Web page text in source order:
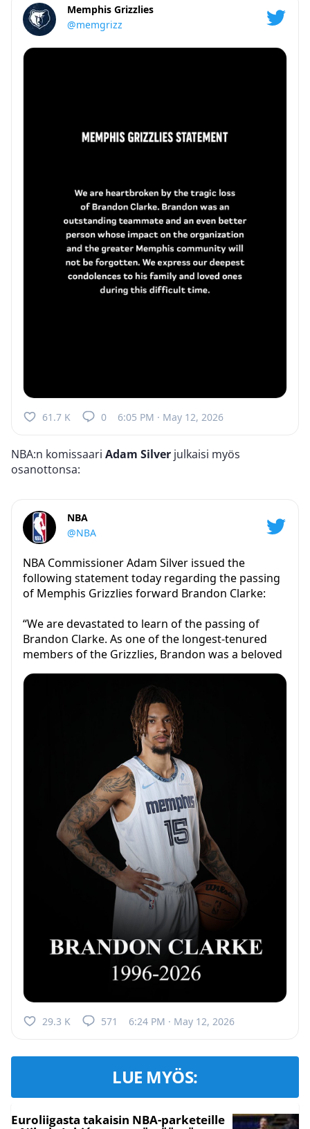
Memphis Grizzlies
@memgrizz
61.7 K 0 6:05 PM · May 12, 2026
NBA:n komissaari Adam Silver julkaisi myös
osanottonsa:
NBA
@NBA
NBA Commissioner Adam Silver issued the
following statement today regarding the passing
of Memphis Grizzlies forward Brandon Clarke:
“We are devastated to learn of the passing of
Brandon Clarke. As one of the longest-tenured
members of the Grizzlies, Brandon was a beloved
29.3 K 571 6:24 PM · May 12, 2026
LUE MYÖS:
Euroliigasta takaisin NBA-parketeille